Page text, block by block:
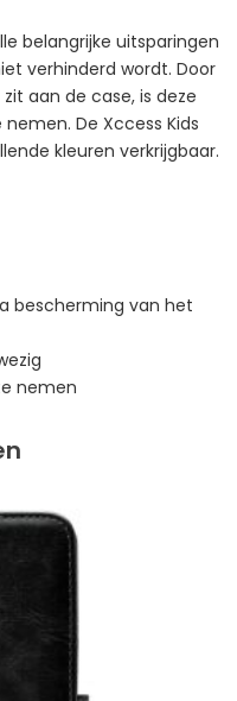
belangrijke uitsparingen
verhinderd wordt. Door
aan de case, is deze
De Xccess Kids
kleuren verkrijgbaar.
bescherming van het
nemen